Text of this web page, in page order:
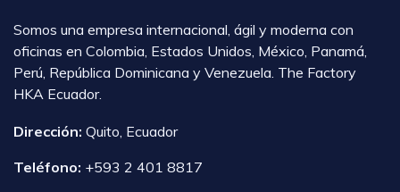
Somos una empresa internacional, ágil y moderna con
oficinas en Colombia, Estados Unidos, México, Panamá,
Perú, República Dominicana y Venezuela. The Factory
HKA Ecuador.
Dirección: Quito, Ecuador
Teléfono: +593 2 401 8817